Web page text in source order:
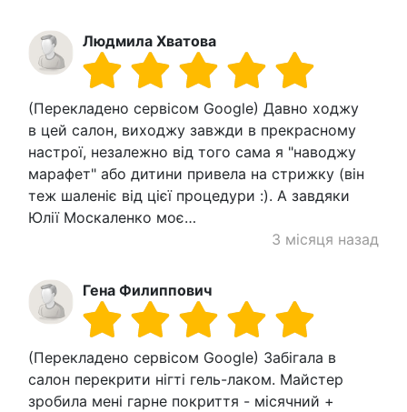
Людмила Хватова
(Перекладено сервісом Google) Давно ходжу
в цей салон, виходжу завжди в прекрасному
настрої, незалежно від того сама я "наводжу
марафет" або дитини привела на стрижку (він
теж шаленіє від цієї процедури :). А завдяки
Юлії Москаленко моє…
3 місяця назад
Гена Филиппович
(Перекладено сервісом Google) Забігала в
салон перекрити нігті гель-лаком. Майстер
зробила мені гарне покриття - місячний +